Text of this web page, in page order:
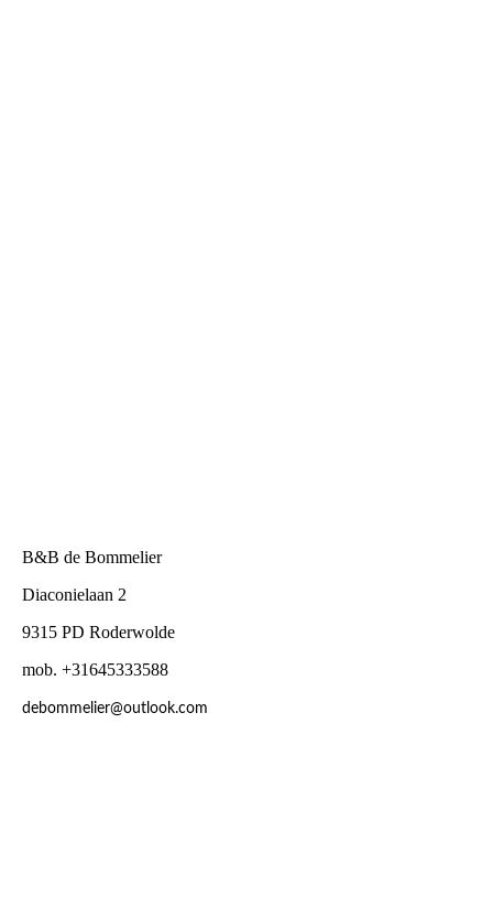
B&B de Bommelier
Diaconielaan 2
9315 PD Roderwolde
mob. +31645333588
debommelier@outlook.com